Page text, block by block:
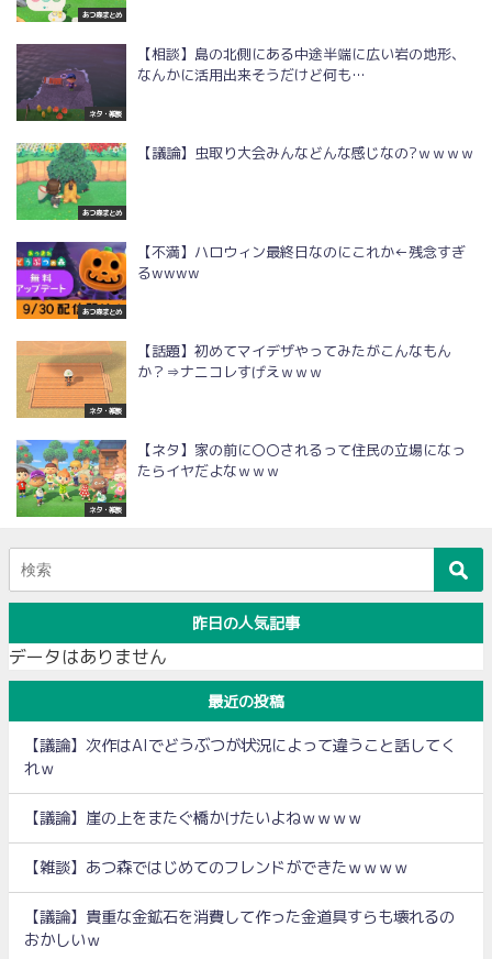
あつ森まとめ
ネタ・雑談
【相談】島の北側にある中途半端に広い岩の地形、
なんかに活用出来そうだけど何も…
あつ森まとめ
【議論】虫取り大会みんなどんな感じなの?ｗｗｗｗ
あつ森まとめ
【不満】ハロウィン最終日なのにこれか←残念すぎ
るwwww
ネタ・雑談
【話題】初めてマイデザやってみたがこんなもん
か？⇒ナニコレすげえｗｗｗ
ネタ・雑談
【ネタ】家の前に〇〇されるって住民の立場になっ
たらイヤだよなｗｗｗ
昨日の人気記事
データはありません
最近の投稿
【議論】次作はAIでどうぶつが状況によって違うこと話してく
れｗ
【議論】崖の上をまたぐ橋かけたいよねｗｗｗｗ
【雑談】あつ森ではじめてのフレンドができたｗｗｗｗ
【議論】貴重な金鉱石を消費して作った金道具すらも壊れるの
おかしいｗ